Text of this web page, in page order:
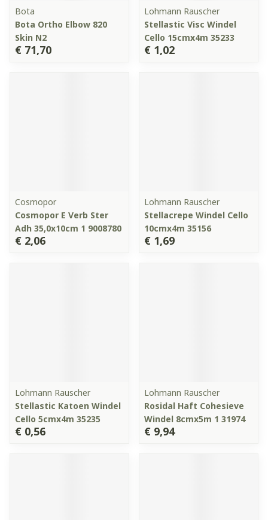
Bota
Bota Ortho Elbow 820
Skin N2
€ 71,70
Lohmann Rauscher
Stellastic Visc Windel
Cello 15cmx4m 35233
€ 1,02
Cosmopor
Cosmopor E Verb Ster
Adh 35,0x10cm 1 9008780
€ 2,06
Lohmann Rauscher
Stellacrepe Windel Cello
10cmx4m 35156
€ 1,69
Lohmann Rauscher
Stellastic Katoen Windel
Cello 5cmx4m 35235
€ 0,56
Lohmann Rauscher
Rosidal Haft Cohesieve
Windel 8cmx5m 1 31974
€ 9,94